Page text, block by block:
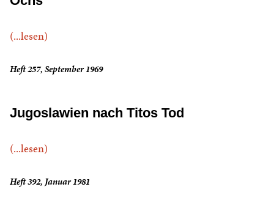
(...lesen)
Heft 257, September 1969
Jugoslawien nach Titos Tod
(...lesen)
Heft 392, Januar 1981